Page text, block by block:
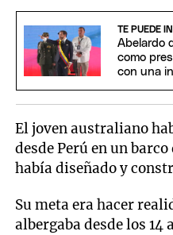
TE PUEDE
Abelardo
como
con una
El joven australiano
desde Perú en un
había diseñado y
Su meta era hacer
albergaba desde los 14